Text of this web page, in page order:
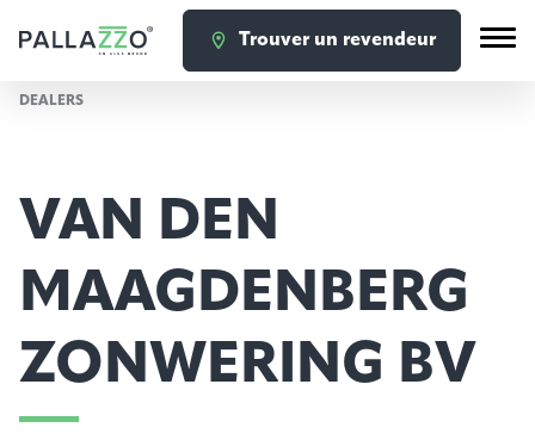
Trouver un revendeur
DEALERS
VAN DEN
MAAGDENBERG
ZONWERING BV